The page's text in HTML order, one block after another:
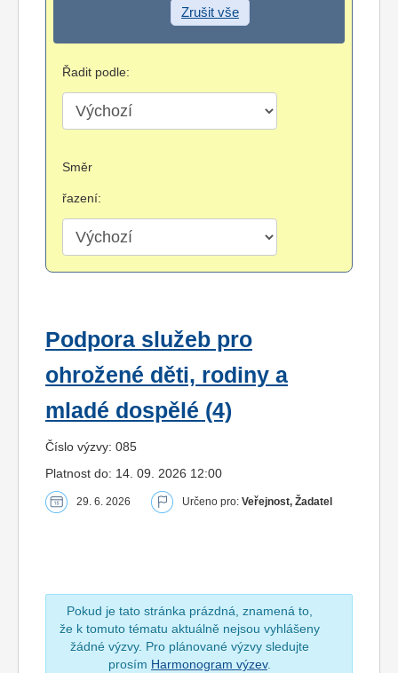
Zrušit vše
Řadit podle:
Směr
řazení:
Podpora služeb pro
ohrožené děti, rodiny a
mladé dospělé (4)
Číslo výzvy: 085
Platnost do: 14. 09. 2026 12:00
29. 6. 2026 Určeno pro: Veřejnost, Žadatel
Pokud je tato stránka prázdná, znamená to,
že k tomuto tématu aktuálně nejsou vyhlášeny
žádné výzvy. Pro plánované výzvy sledujte
prosím Harmonogram výzev.